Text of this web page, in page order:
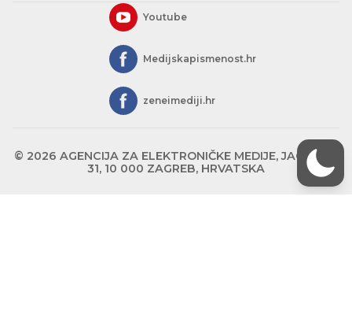
Youtube
Medijskapismenost.hr
zeneimediji.hr
© 2026 AGENCIJA ZA ELEKTRONIČKE MEDIJE, JAGIĆEVA
31, 10 000 ZAGREB, HRVATSKA